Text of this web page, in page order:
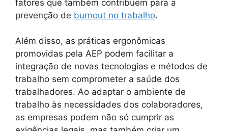
fatores que também contribuem para a
prevenção de burnout no trabalho.
Além disso, as práticas ergonômicas
promovidas pela AEP podem facilitar a
integração de novas tecnologias e métodos de
trabalho sem comprometer a saúde dos
trabalhadores. Ao adaptar o ambiente de
trabalho às necessidades dos colaboradores,
as empresas podem não só cumprir as